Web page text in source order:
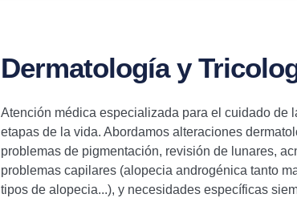
Dermatología y
Atención médica especializada para el cuidado de
etapas de la vida. Abordamos alteraciones
problemas de pigmentación, revisión de lunares,
problemas capilares (alopecia androgénica tanto
tipos de alopecia...), y necesidades específicas